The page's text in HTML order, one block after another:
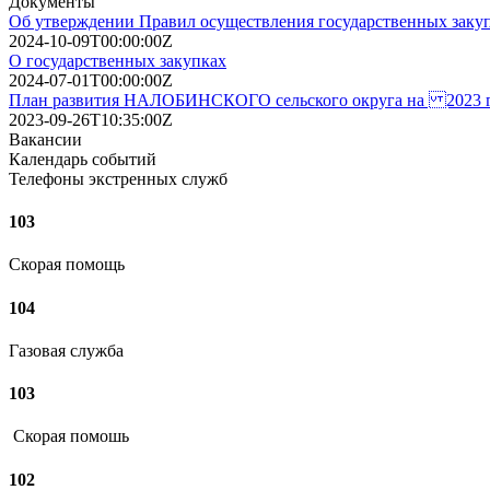
Об утверждении Правил осуществления государственных
2024-10-09T00:00:00Z
О государственных закупках
2024-07-01T00:00:00Z
План развития НАЛОБИНСКОГО сельского округа на 2023
2023-09-26T10:35:00Z
Вакансии
Календарь событий
Телефоны экстренных служб
103
Скорая помощь
104
Газовая служба
103
Скорая помошь
102